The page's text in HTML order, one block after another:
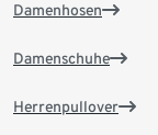
Damenhosen
Damenschuhe
Herrenpullover